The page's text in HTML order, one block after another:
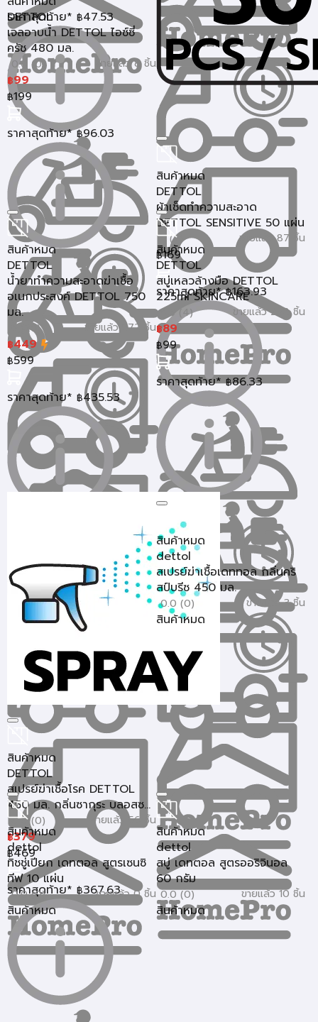
ราคาสุดท้าย* ฿47.53
DETTOL
เจลอาบน้ำ DETTOL ไอซ์ซี่
ครัช 480 มล.
0.0 (0) ขายแล้ว 8 ชิ้น
฿99
฿199
ราคาสุดท้าย* ฿96.03
สินค้าหมด
DETTOL
ผ้าเช็ดทำความสะอาด
DETTOL SENSITIVE 50 แผ่น
5 (2) ขายแล้ว 87 ชิ้น
฿169
ราคาสุดท้าย* ฿163.93
สินค้าหมด
DETTOL
น้ำยาทำความสะอาดฆ่าเชื้อ
อเนกประสงค์ DETTOL 750
มล.
5 (26) ขายแล้ว 572 ชิ้น
฿449
฿599
ราคาสุดท้าย* ฿435.53
สินค้าหมด
DETTOL
สบู่เหลวล้างมือ DETTOL
225ml SKINCARE
4.5 (4) ขายแล้ว 278 ชิ้น
฿89
฿99
ราคาสุดท้าย* ฿86.33
สินค้าหมด
DETTOL
สเปรย์ฆ่าเชื้อโรค DETTOL
450 มล. กลิ่นซากุระ บลอสซ...
0.0 (0) ขายแล้ว 56 ชิ้น
฿379
฿469
ราคาสุดท้าย* ฿367.63
สินค้าหมด
dettol
สเปรย์ฆ่าเชื้อเดททอล กลิ่นคริ
สป์บรีซ 450 มล.
0.0 (0) ขายแล้ว 3 ชิ้น
สินค้าหมด
สินค้าหมด
dettol
ทิชชู่เปียก เดทตอล สูตรเซนซิ
ทีฟ 10 แผ่น
0.0 (0) ขายแล้ว 0 ชิ้น
สินค้าหมด
สินค้าหมด
dettol
สบู่ เดทตอล สูตรออริจินอล
60 กรัม
0.0 (0) ขายแล้ว 10 ชิ้น
สินค้าหมด